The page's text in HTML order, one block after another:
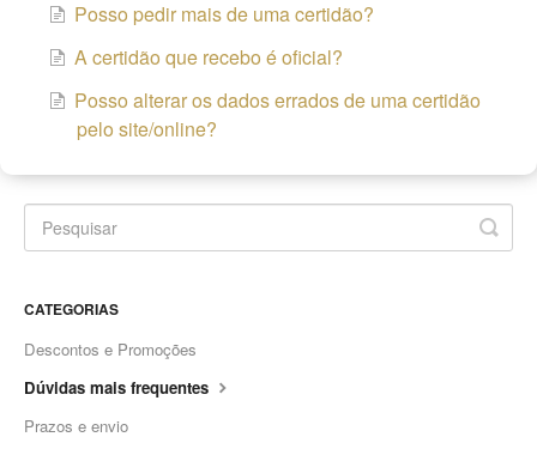
Posso pedir mais de uma certidão?
A certidão que recebo é oficial?
Posso alterar os dados errados de uma certidão
pelo site/online?
CATEGORIAS
Descontos e Promoções
Dúvidas mais frequentes
Prazos e envio